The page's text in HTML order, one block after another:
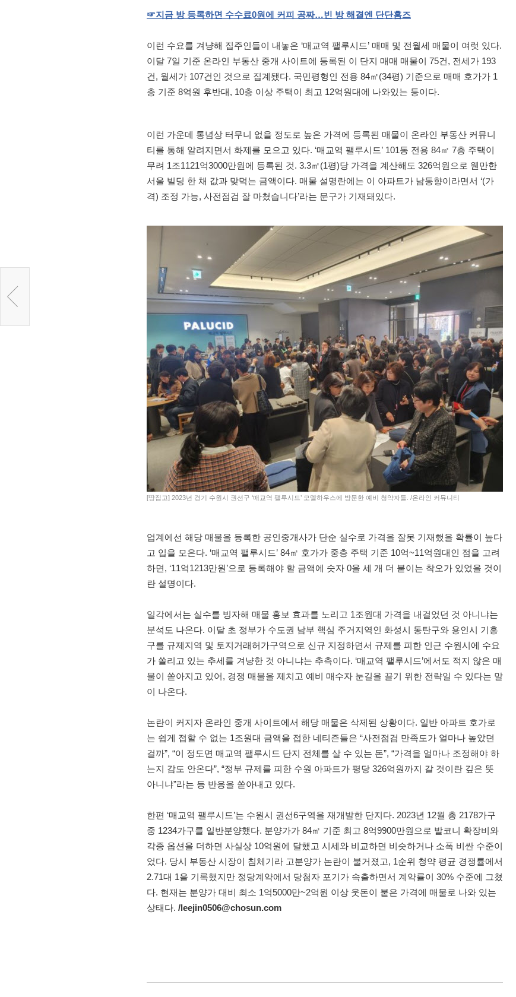
☞지금 방 등록하면 수수료0원에 커피 공짜…빈 방 해결엔 단단홈즈
이런 수요를 겨냥해 집주인들이 내놓은 ‘매교역 팰루시드’ 매매 및 전월세 매물이 여럿 있다.
이달 7일 기준 온라인 부동산 중개 사이트에 등록된 이 단지 매매 매물이 75건, 전세가 193
건, 월세가 107건인 것으로 집계됐다. 국민평형인 전용 84㎡(34평) 기준으로 매매 호가가 1
층 기준 8억원 후반대, 10층 이상 주택이 최고 12억원대에 나와있는 등이다.
이런 가운데 통념상 터무니 없을 정도로 높은 가격에 등록된 매물이 온라인 부동산 커뮤니
티를 통해 알려지면서 화제를 모으고 있다. ‘매교역 팰루시드’ 101동 전용 84㎡ 7층 주택이
무려 1조1121억3000만원에 등록된 것. 3.3㎡(1평)당 가격을 계산해도 326억원으로 웬만한
서울 빌딩 한 채 값과 맞먹는 금액이다. 매물 설명란에는 이 아파트가 남동향이라면서 ‘(가
격) 조정 가능, 사전점검 잘 마쳤습니다’라는 문구가 기재돼있다.
[땅집고] 2023년 경기 수원시 권선구 ‘매교역 팰루시드’ 모델하우스에 방문한 예비 청약자들. /온라인 커뮤니티
업계에선 해당 매물을 등록한 공인중개사가 단순 실수로 가격을 잘못 기재했을 확률이 높다
고 입을 모은다. ‘매교역 팰루시드’ 84㎡ 호가가 중층 주택 기준 10억~11억원대인 점을 고려
하면, ‘11억1213만원’으로 등록해야 할 금액에 숫자 0을 세 개 더 붙이는 착오가 있었을 것이
란 설명이다.
일각에서는 실수를 빙자해 매물 홍보 효과를 노리고 1조원대 가격을 내걸었던 것 아니냐는
분석도 나온다. 이달 초 정부가 수도권 남부 핵심 주거지역인 화성시 동탄구와 용인시 기흥
구를 규제지역 및 토지거래허가구역으로 신규 지정하면서 규제를 피한 인근 수원시에 수요
가 쏠리고 있는 추세를 겨냥한 것 아니냐는 추측이다. ‘매교역 팰루시드’에서도 적지 않은 매
물이 쏟아지고 있어, 경쟁 매물을 제치고 예비 매수자 눈길을 끌기 위한 전략일 수 있다는 말
이 나온다.
논란이 커지자 온라인 중개 사이트에서 해당 매물은 삭제된 상황이다. 일반 아파트 호가로
는 쉽게 접할 수 없는 1조원대 금액을 접한 네티즌들은 “사전점검 만족도가 얼마나 높았던
걸까”, “이 정도면 매교역 팰루시드 단지 전체를 살 수 있는 돈”, “가격을 얼마나 조정해야 하
는지 감도 안온다”, “정부 규제를 피한 수원 아파트가 평당 326억원까지 갈 것이란 깊은 뜻
아니냐”라는 등 반응을 쏟아내고 있다.
한편 ‘매교역 팰루시드’는 수원시 권선6구역을 재개발한 단지다. 2023년 12월 총 2178가구
중 1234가구를 일반분양했다. 분양가가 84㎡ 기준 최고 8억9900만원으로 발코니 확장비와
각종 옵션을 더하면 사실상 10억원에 달했고 시세와 비교하면 비슷하거나 소폭 비싼 수준이
었다. 당시 부동산 시장이 침체기라 고분양가 논란이 불거졌고, 1순위 청약 평균 경쟁률에서
2.71대 1을 기록했지만 정당계약에서 당첨자 포기가 속출하면서 계약률이 30% 수준에 그쳤
다. 현재는 분양가 대비 최소 1억5000만~2억원 이상 웃돈이 붙은 가격에 매물로 나와 있는
상태다. /leejin0506@chosun.com